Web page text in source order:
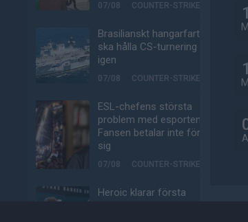
07/08 COUNTER-STRIKE
Brasilianskt hangarfartyg
ska hålla CS-turnering –
igen
07/08 COUNTER-STRIKE
ESL-chefens största
problem med esporten:
Fansen betalar inte för
sig
07/08 COUNTER-STRIKE
Heroic klarar första